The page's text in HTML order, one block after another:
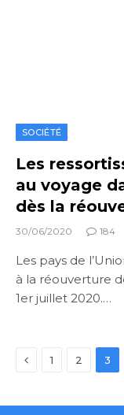
SOCIÉTÉ
Les
au voyage
dès la
30/06/2020 184
Les pays de
à la réouverture
1er juillet 2020.…
Previous
1 2 3